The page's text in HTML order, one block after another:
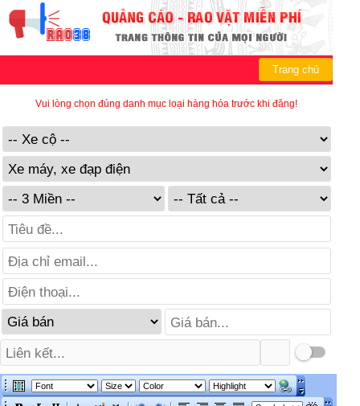
Trang chủ
Vui lòng chọn đúng danh mục loại hàng hóa trước khi đăng!